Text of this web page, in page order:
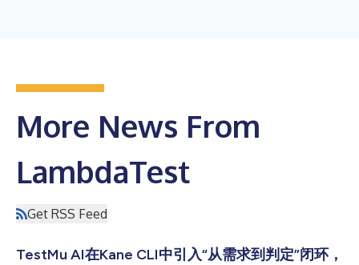
More News From
LambdaTest
Get RSS Feed
TestMu AI在Kane CLI中引入“从需求到判定”闭环，